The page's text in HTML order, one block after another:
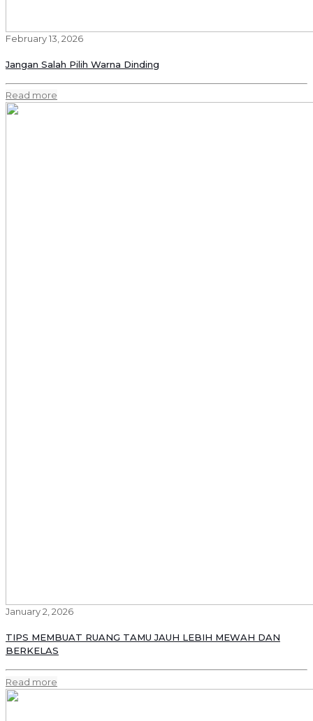
February 13, 2026
Jangan Salah Pilih Warna Dinding
Read more
January 2, 2026
TIPS MEMBUAT RUANG TAMU JAUH LEBIH MEWAH DAN
BERKELAS
Read more